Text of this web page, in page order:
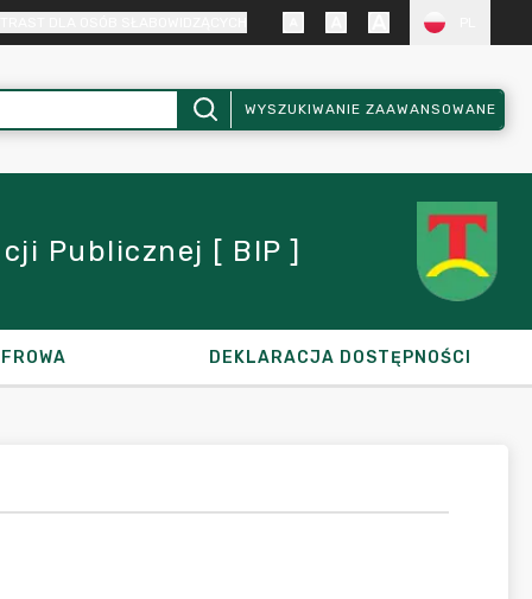
WYSZUKIWANIE ZAAWANSOWANE
Publicznej [ BIP ]
DEKLARACJA DOSTĘPNOŚCI